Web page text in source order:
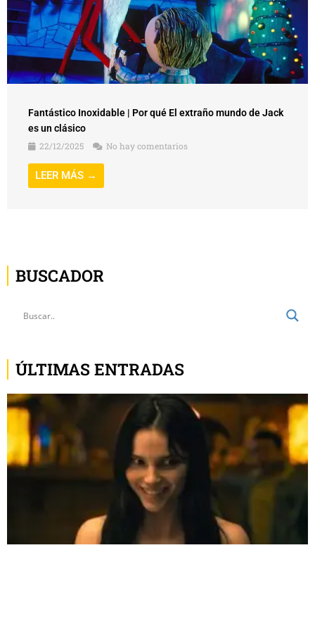
Fantástico Inoxidable | Por qué El extraño mundo de Jack
es un clásico
22/12/2025
No hay comentarios
LEER MÁS →
BUSCADOR
ÚLTIMAS ENTRADAS